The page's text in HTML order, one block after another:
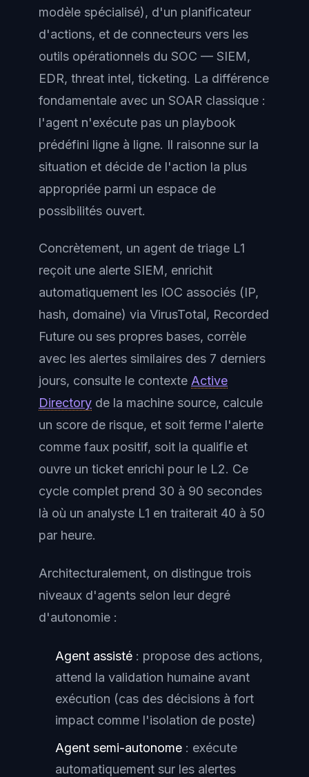
modèle spécialisé), d'un planificateur
d'actions, et de connecteurs vers les
outils opérationnels du SOC — SIEM,
EDR, threat intel, ticketing. La différence
fondamentale avec un SOAR classique :
l'agent n'exécute pas un playbook
prédéfini ligne à ligne. Il raisonne sur la
situation et décide de l'action la plus
appropriée parmi un espace de
possibilités ouvert.
Concrètement, un agent de triage L1
reçoit une alerte SIEM, enrichit
automatiquement les IOC associés (IP,
hash, domaine) via VirusTotal, Recorded
Future ou ses propres bases, corrèle
avec les alertes similaires des 7 derniers
jours, consulte le contexte Active
Directory de la machine source, calcule
un score de risque, et soit ferme l'alerte
comme faux positif, soit la qualifie et
ouvre un ticket enrichi pour le L2. Ce
cycle complet prend 30 à 90 secondes
là où un analyste L1 en traiterait 40 à 50
par heure.
Architecturalement, on distingue trois
niveaux d'agents selon leur degré
d'autonomie :
Agent assisté : propose des actions,
attend la validation humaine avant
exécution (cas des décisions à fort
impact comme l'isolation de poste)
Agent semi-autonome : exécute
automatiquement sur les alertes